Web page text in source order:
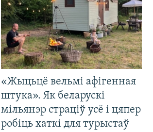
«Жыцьцё вельмі афігенная
штука». Як беларускі
мільянэр страціў усё і цяпер
робіць хаткі для турыстаў